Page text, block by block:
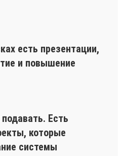
есть презентации,
и повышение
Есть
которые
системы